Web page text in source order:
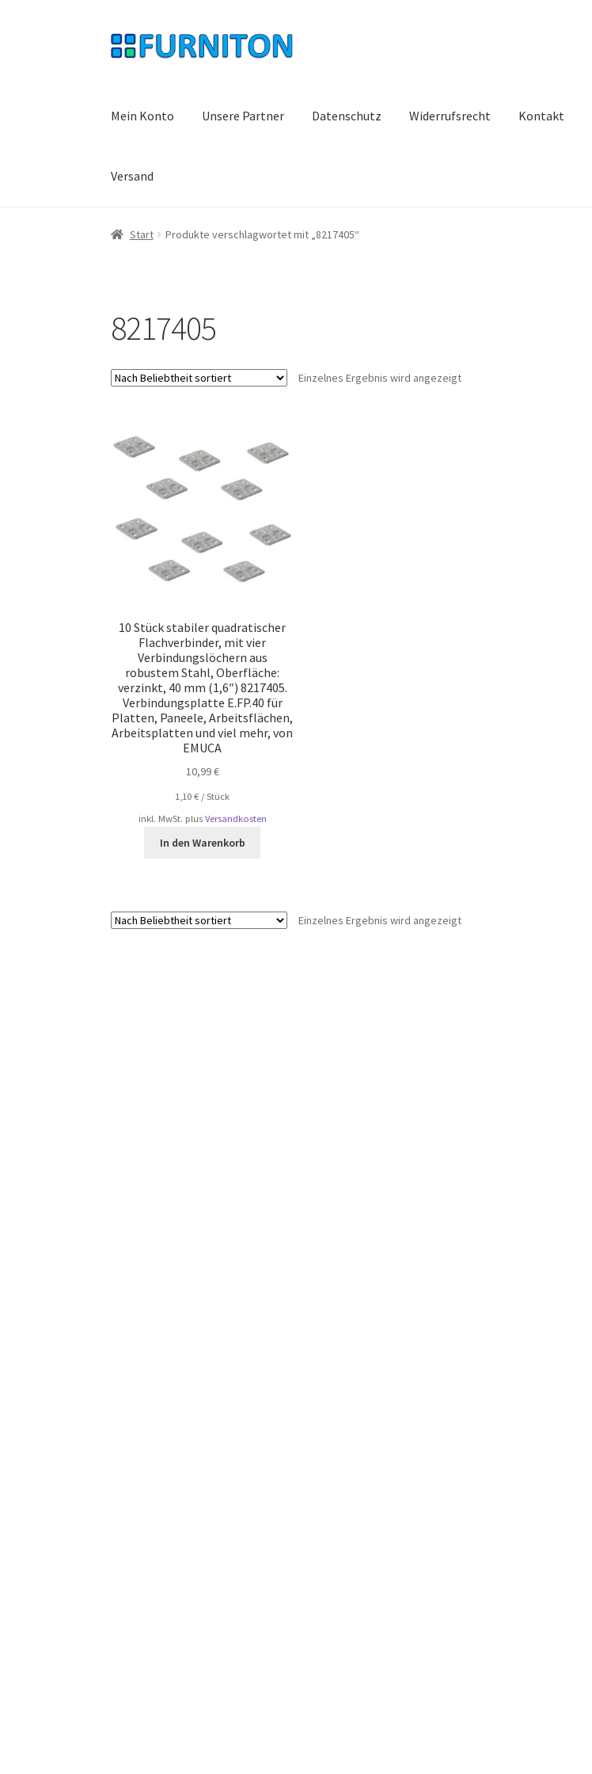
Zur
Navigation
Zum
Inhalt
Mein Konto Unsere Partner Datenschutz Widerrufsrecht Kontakt
Versand
Start Produkte verschlagwortet mit „8217405“
8217405
Einzelnes Ergebnis wird angezeigt
10 Stück stabiler quadratischer
Flachverbinder, mit vier
Verbindungslöchern aus
robustem Stahl, Oberfläche:
verzinkt, 40 mm (1,6″) 8217405.
Verbindungsplatte E.FP.40 für
Platten, Paneele, Arbeitsflächen,
Arbeitsplatten und viel mehr, von
EMUCA
10,99€
1,10€ /Stück
inkl. MwSt. plus Versandkosten
In den Warenkorb
Einzelnes Ergebnis wird angezeigt